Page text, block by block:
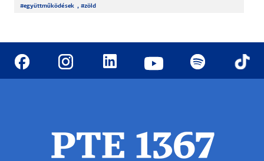
#együttműködések , #zöld